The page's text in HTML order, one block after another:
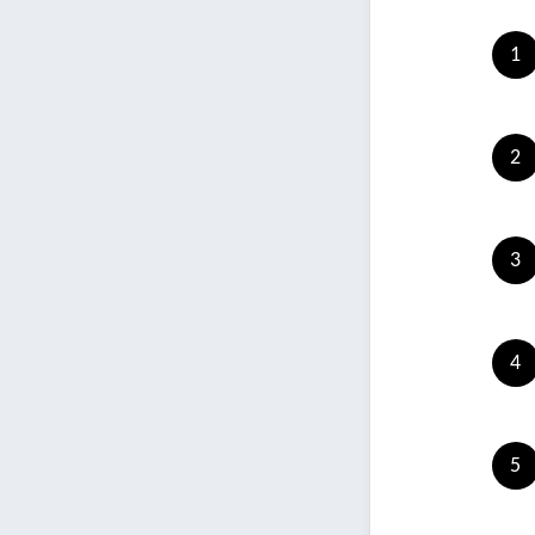
1
2
3
4
5